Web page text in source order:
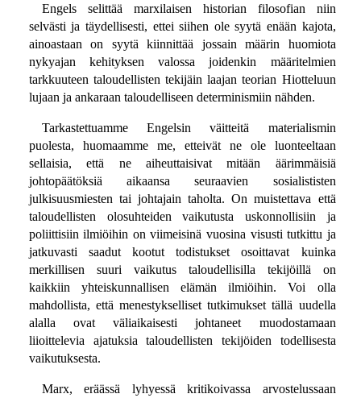
Engels selittää marxilaisen historian filosofian niin
selvästi ja täydellisesti, ettei siihen ole syytä enään kajota,
ainoastaan on syytä kiinnittää jossain määrin huomiota
nykyajan kehityksen valossa joidenkin määritelmien
tarkkuuteen taloudellisten tekijäin laajan teorian Hiotteluun
lujaan ja ankaraan taloudelliseen determinismiin nähden.
Tarkastettuamme Engelsin väitteitä materialismin
puolesta, huomaamme me, etteivät ne ole luonteeltaan
sellaisia, että ne aiheuttaisivat mitään äärimmäisiä
johtopäätöksiä aikaansa seuraavien sosialististen
julkisuusmiesten tai johtajain taholta. On muistettava että
taloudellisten olosuhteiden vaikutusta uskonnollisiin ja
poliittisiin ilmiöihin on viimeisinä vuosina visusti tutkittu ja
jatkuvasti saadut kootut todistukset osoittavat kuinka
merkillisen suuri vaikutus taloudellisilla tekijöillä on
kaikkiin yhteiskunnallisen elämän ilmiöihin. Voi olla
mahdollista, että menestykselliset tutkimukset tällä uudella
alalla ovat väliaikaisesti johtaneet muodostamaan
liioittelevia ajatuksia taloudellisten tekijöiden todellisesta
vaikutuksesta.
Marx, eräässä lyhyessä kritikoivassa arvostelussaan